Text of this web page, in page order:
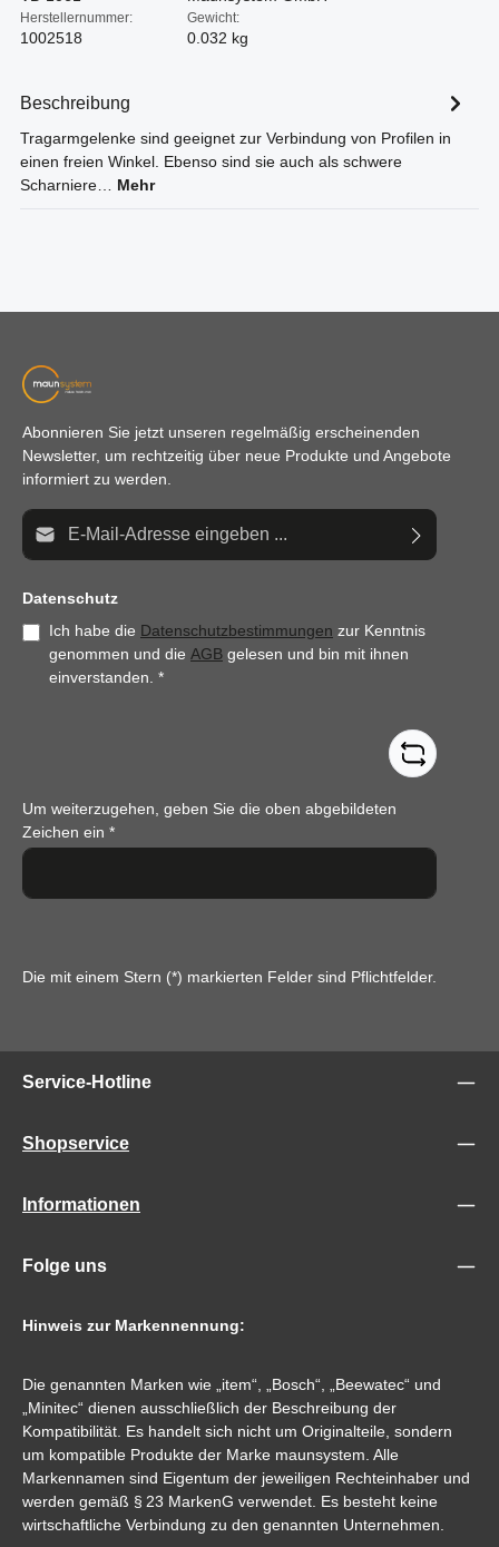
Herstellernummer:
1002518
Gewicht:
0.032 kg
Beschreibung
Tragarmgelenke sind geeignet zur Verbindung von Profilen in
einen freien Winkel. Ebenso sind sie auch als schwere
Scharniere… Mehr
Abonnieren Sie jetzt unseren regelmäßig erscheinenden
Newsletter, um rechtzeitig über neue Produkte und Angebote
informiert zu werden.
E-Mail-Adresse*
Datenschutz
Ich habe die Datenschutzbestimmungen zur Kenntnis
genommen und die AGB gelesen und bin mit ihnen
einverstanden. *
Um weiterzugehen, geben Sie die oben abgebildeten
Zeichen ein *
Die mit einem Stern (*) markierten Felder sind Pflichtfelder.
Service-Hotline
Shopservice
Informationen
Folge uns
Hinweis zur Markennennung:
Die genannten Marken wie „item“, „Bosch“, „Beewatec“ und
„Minitec“ dienen ausschließlich der Beschreibung der
Kompatibilität. Es handelt sich nicht um Originalteile, sondern
um kompatible Produkte der Marke maunsystem. Alle
Markennamen sind Eigentum der jeweiligen Rechteinhaber und
werden gemäß § 23 MarkenG verwendet. Es besteht keine
wirtschaftliche Verbindung zu den genannten Unternehmen.